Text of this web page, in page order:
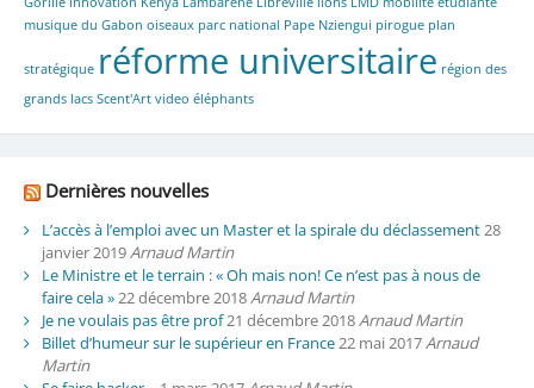
musique du Gabon oiseaux parc national Pape Nziengui pirogue plan
stratégique réforme universitaire région des
grands lacs Scent'Art video éléphants
Dernières nouvelles
L’accès à l’emploi avec un Master et la spirale du déclassement28
janvier 2019Arnaud Martin
Le Ministre et le terrain : « Oh mais non! Ce n’est pas à nous de
faire cela »22 décembre 2018Arnaud Martin
Je ne voulais pas être prof21 décembre 2018Arnaud Martin
Billet d’humeur sur le supérieur en France22 mai 2017Arnaud
Martin